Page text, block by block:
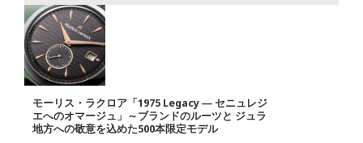
モーリス・ラクロア「1975 Legacy ― セニュレジ
エへのオマージュ」～ブランドのルーツと ジュラ
地方への敬意を込めた500本限定モデル